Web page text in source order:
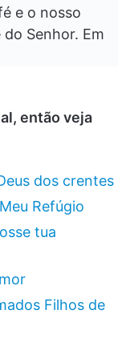
e o nosso
Senhor. Em
então veja
dos crentes
Refúgio
tua
Filhos de